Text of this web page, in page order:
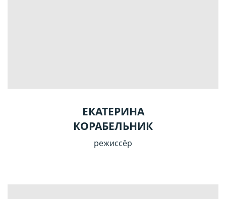
ЕКАТЕРИНА
КОРАБЕЛЬНИК
режиссёр